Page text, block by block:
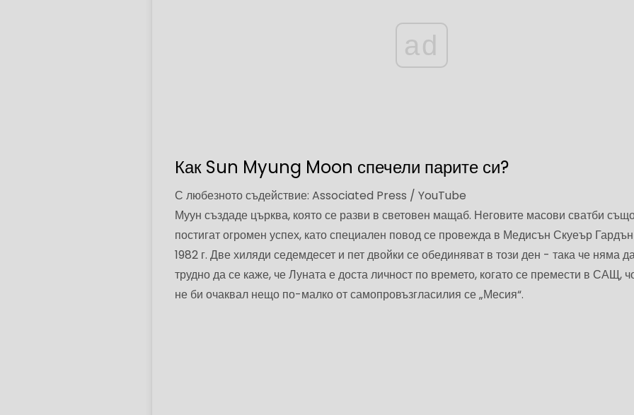
ad
Как Sun Myung Moon спечели парите си?
С любезното съдействие: Associated Press / YouTube
Муун създаде църква, която се разви в световен мащаб. Неговите масови сватби
постигат огромен успех, като специален повод се провежда в Медисън Скуеър
1982 г. Две хиляди седемдесет и пет двойки се обединяват в този ден - така че няма
трудно да се каже, че Луната е доста личност по времето, когато се премести в САЩ,
не би очаквал нещо по-малко от самопровъзгласилия се „Месия“.